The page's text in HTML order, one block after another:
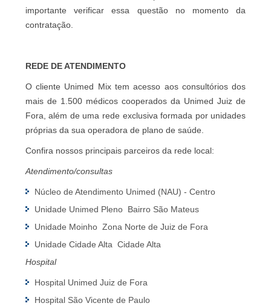
importante verificar essa questão no momento da
contratação.
REDE DE ATENDIMENTO
O cliente Unimed Mix tem acesso aos consultórios dos
mais de 1.500 médicos cooperados da Unimed Juiz de
Fora, além de uma rede exclusiva formada por unidades
próprias da sua operadora de plano de saúde.
Confira nossos principais parceiros da rede local:
Atendimento/consultas
Núcleo de Atendimento Unimed (NAU) - Centro
Unidade Unimed Pleno  Bairro São Mateus
Unidade Moinho  Zona Norte de Juiz de Fora
Unidade Cidade Alta  Cidade Alta
Hospital
Hospital Unimed Juiz de Fora
Hospital São Vicente de Paulo